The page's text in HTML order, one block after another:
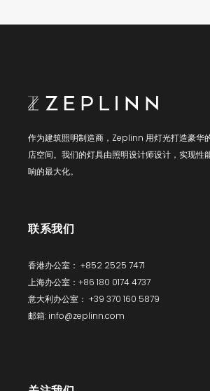
作为建筑照明制造商，Zeplinn 用灯光打造豪华
店空间。我们的灯具由照明设计师设计，实现性
响的最大化。
联系我们
香港办公室： +852 2525 7471
上海办公室：+86 180 0174 4737
意大利办公室： +39 370 160 5879
邮箱: info@zeplinn.com